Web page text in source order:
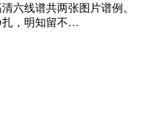
六线谱共两张图片谱例。
扎，明知留不…